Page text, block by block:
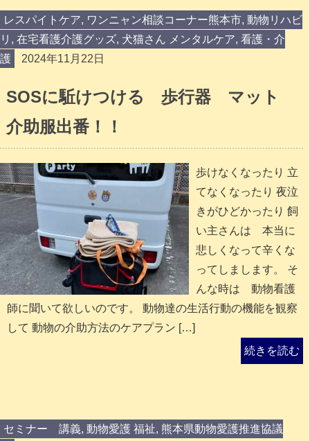
レスパイトケア, ワンニャン相談コーナー熊本市, 動物リハビ
リ , 在宅看護介護グッズ, 犬猫さん メンタルケア, 看護・介
護
2024年11月22日
SOSに駈けつける 歩行器 マット
介助服出番！！
歩けなくなったり 立
てなくなったり 夜泣
きがひどかったり 飼
い主さんは 本当に
悲しくなって辛くな
ってしまします。 そ
んな時は 動物看護
師に聞いて欲しいのです。 動物達の生活行動の機能を観察
して 動物の介助方法のケアプラン […]
続きを読む
セミナー 講義, 動物愛護 福祉, 熊本県動物愛護推進協議